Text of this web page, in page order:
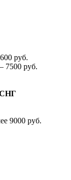
600 руб.
7500 руб.
СНГ
9000 руб.